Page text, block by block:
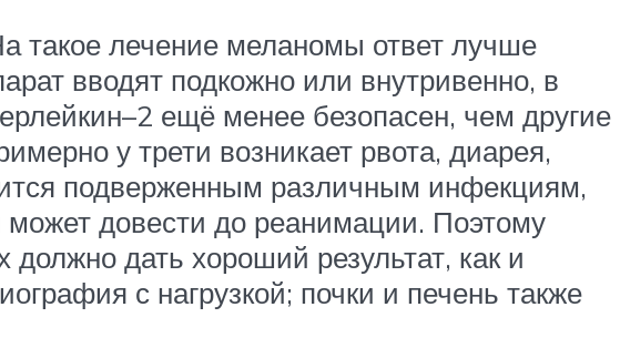
такое лечение меланомы ответ лучше
вводят подкожно или внутривенно, в
ещё менее безопасен, чем другие
у трети возникает рвота, диарея,
подверженным различным инфекциям,
довести до реанимации. Поэтому
дать хороший результат, как и
с нагрузкой; почки и печень также